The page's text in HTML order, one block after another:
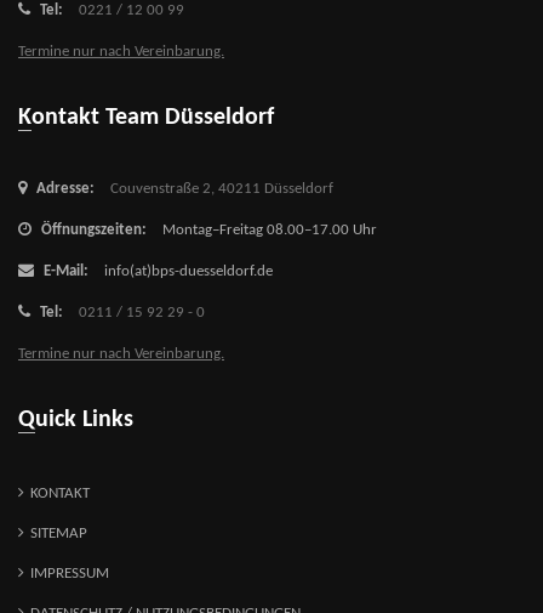
Tel: 0221 / 12 00 99
Termine nur nach Vereinbarung.
Kontakt Team Düsseldorf
Adresse: Couvenstraße 2, 40211 Düsseldorf
Öffnungszeiten: Montag–Freitag 08.00–17.00 Uhr
E-Mail: info(at)bps-duesseldorf.de
Tel: 0211 / 15 92 29 - 0
Termine nur nach Vereinbarung.
Quick Links
KONTAKT
SITEMAP
IMPRESSUM